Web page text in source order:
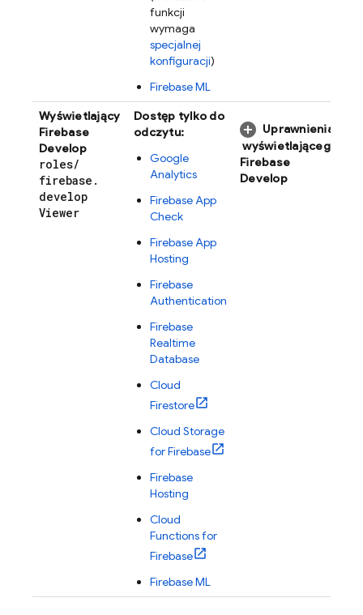
funkcji
wymaga
specjalnej
konfiguracji)
Firebase ML
Wyświetlający
Firebase
Develop
roles/
firebase .
develop
Viewer
Dostęp tylko do
odczytu:
Google
Analytics
Firebase App
Check
Firebase App
Hosting
Firebase
Authentication
Firebase
Realtime
Database
Cloud
Firestore
Cloud Storage
for Firebase
Firebase
Hosting
Cloud
Functions for
Firebase
Firebase ML
Uprawnienia
wyświetlającego
Firebase
Develop